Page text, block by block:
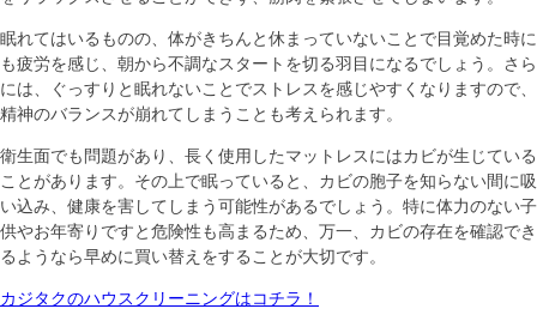
眠れてはいるものの、体がきちんと休まっていないことで目覚めた時に
も疲労を感じ、朝から不調なスタートを切る羽目になるでしょう。さら
には、ぐっすりと眠れないことでストレスを感じやすくなりますので、
精神のバランスが崩れてしまうことも考えられます。
衛生面でも問題があり、長く使用したマットレスにはカビが生じている
ことがあります。その上で眠っていると、カビの胞子を知らない間に吸
い込み、健康を害してしまう可能性があるでしょう。特に体力のない子
供やお年寄りですと危険性も高まるため、万一、カビの存在を確認でき
るようなら早めに買い替えをすることが大切です。
カジタクのハウスクリーニングはコチラ！